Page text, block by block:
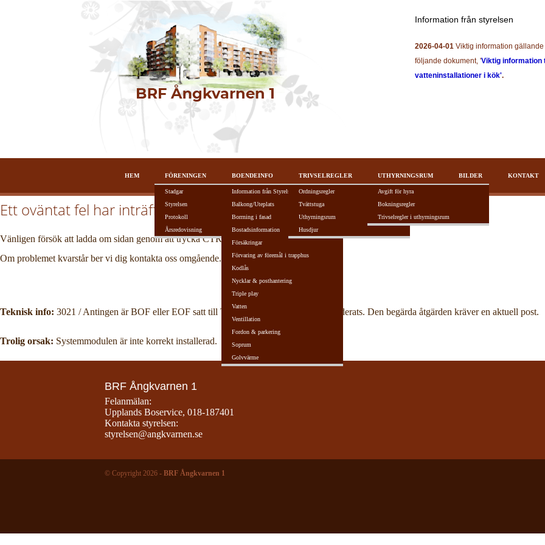
Information från styrelsen
2026-04-01 Viktig information
följande dokument, 'Viktig information
vatteninstallationer i kök'.
HEM FÖRENINGEN
Stadgar
Styrelsen
Protokoll
Årsredovisning
BOENDEINFO
Information från Styrelsen
Balkong/Uteplats
Borrning i fasad
Bostadsinformation
Försäkringar
Förvaring av föremål i trapphus
Kodlås
Nycklar & posthantering
Triple play
Vatten
Ventillation
Fordon & parkering
Soprum
Golvvärme
TRIVSELREGLER
Ordningsregler
Tvättstuga
Uthyrningsrum
Husdjur
UTHYRNINGSRUM
Avgift för hyra
Bokningsregler
Trivselregler i uthyrningsrum
BILDER KONTAKT
Ett oväntat fel har inträffat!
Vänligen försök att ladda om sidan genom att trycka CTRL + R alternativt F5-tangenten.
Om problemet kvarstår ber vi dig kontakta oss omgående.
Teknisk info: 3021 / Antingen är BOF eller EOF satt till True, eller så har aktuell post raderats. Den begärda åtgärden kräver en aktuell post.
Trolig orsak: Systemmodulen är inte korrekt installerad.
BRF Ångkvarnen 1
Felanmälan:
Upplands Boservice, 018-187401
Kontakta styrelsen:
styrelsen@angkvarnen.se
© Copyright 2026 - BRF Ångkvarnen 1